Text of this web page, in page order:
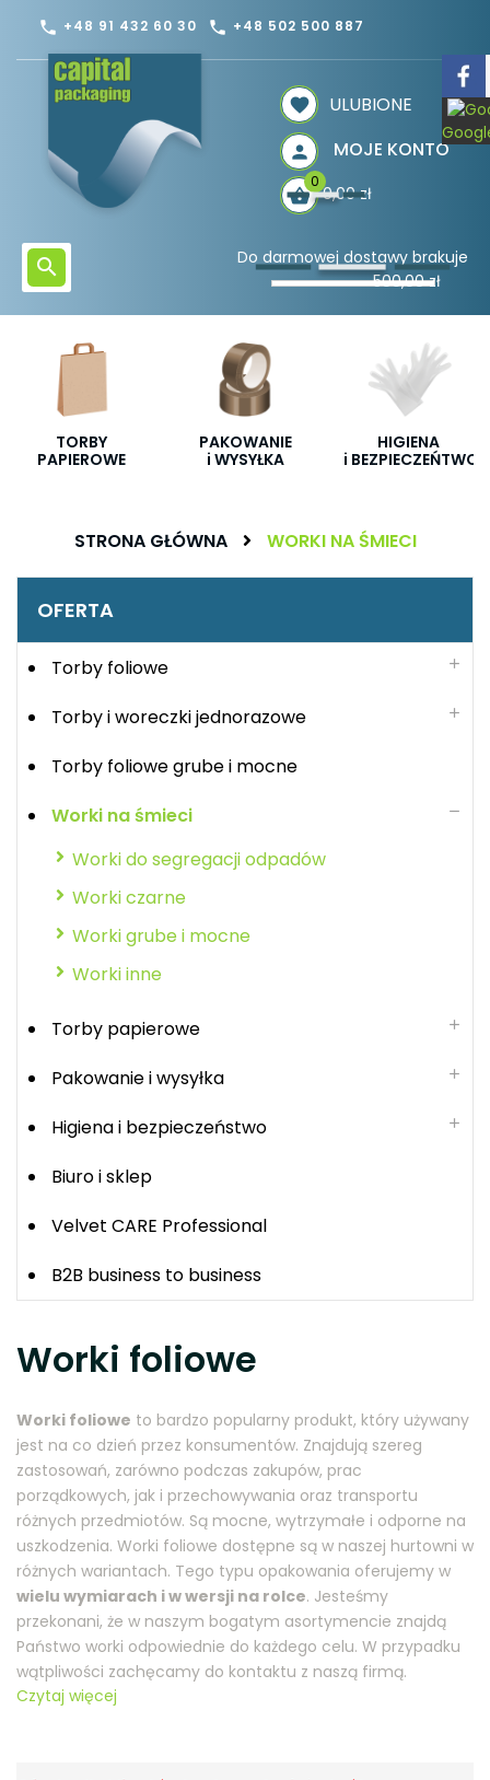
phone +48 91 432 60 30 phone +48 502 500 887
ULUBIONE
MOJE KONTO
0,00 zł
0
Do darmowej dostawy brakuje
500,00 zł
TORBY
PAPIEROWE
PAKOWANIE
i WYSYŁKA
HIGIENA
i BEZPIECZEŃTWO
STRONA GŁÓWNA WORKI NA ŚMIECI
OFERTA
Torby foliowe
Torby i woreczki jednorazowe
Torby foliowe grube i mocne
Worki na śmieci
Worki do segregacji odpadów
Worki czarne
Worki grube i mocne
Worki inne
Torby papierowe
Pakowanie i wysyłka
Higiena i bezpieczeństwo
Biuro i sklep
Velvet CARE Professional
B2B business to business
Worki foliowe
Worki foliowe to bardzo popularny produkt, który używany
jest na co dzień przez konsumentów. Znajdują szereg
zastosowań, zarówno podczas zakupów, prac
porządkowych, jak i przechowywania oraz transportu
różnych przedmiotów. Są mocne, wytrzymałe i odporne na
uszkodzenia. Worki foliowe dostępne są w naszej hurtowni w
różnych wariantach. Tego typu opakowania oferujemy w
wielu wymiarach i w wersji na rolce. Jesteśmy
przekonani, że w naszym bogatym asortymencie znajdą
Państwo worki odpowiednie do każdego celu. W przypadku
wątpliwości zachęcamy do kontaktu z naszą firmą.
Czytaj więcej